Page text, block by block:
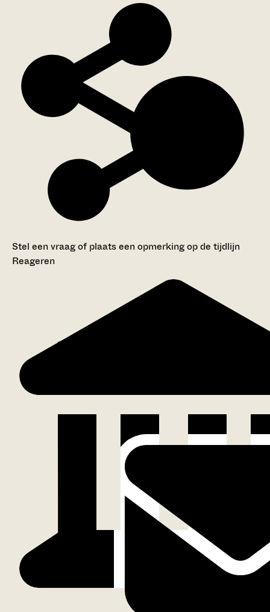
Stel een vraag of plaats een opmerking op de tijdlijn
Reageren